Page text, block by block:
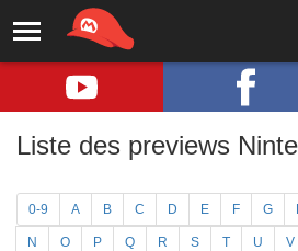
Liste des previews
0-9 A B C D E F G
N O P Q R S T U V